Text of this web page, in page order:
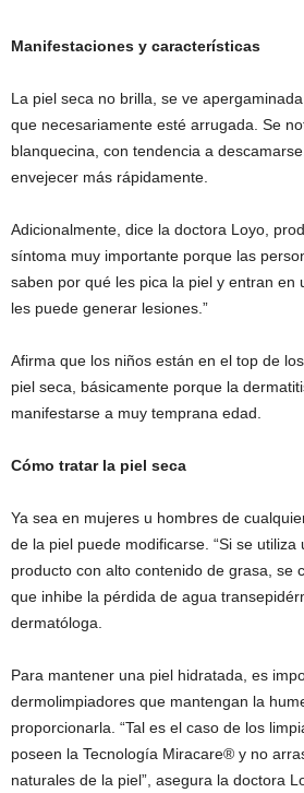
Manifestaciones y características
La piel seca no brilla, se ve
que necesariamente esté arrugada. Se
blanquecina, con tendencia a
envejecer más rápidamente.
Adicionalmente, dice la doctora Loyo,
síntoma muy importante porque las
saben por qué les pica la piel y entran en
les puede generar lesiones.”
Afirma que los niños están en el top de
piel seca, básicamente porque la
manifestarse a muy temprana edad.
Cómo tratar la piel seca
Ya sea en mujeres u hombres de
de la piel puede modificarse. “Si se utiliza
producto con alto contenido de grasa, se
que inhibe la pérdida de agua
dermatóloga.
Para mantener una piel hidratada, es
dermolimpiadores que mantengan la
proporcionarla. “Tal es el caso de los
poseen la Tecnología Miracare® y no
naturales de la piel”, asegura la doctora